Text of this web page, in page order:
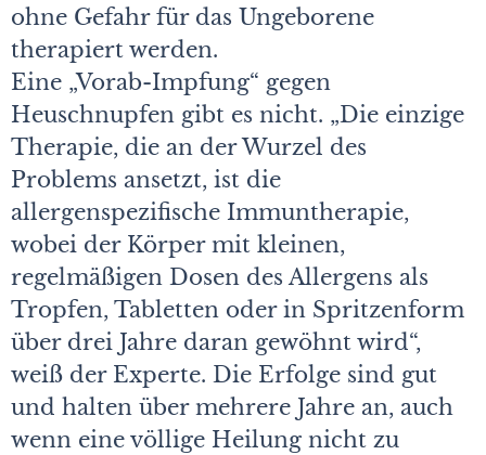
ohne Gefahr für das Ungeborene
therapiert werden.
Eine „Vorab-Impfung“ gegen
Heuschnupfen gibt es nicht. „Die einzige
Therapie, die an der Wurzel des
Problems ansetzt, ist die
allergenspezifische Immuntherapie,
wobei der Körper mit kleinen,
regelmäßigen Dosen des Allergens als
Tropfen, Tabletten oder in Spritzenform
über drei Jahre daran gewöhnt wird“,
weiß der Experte. Die Erfolge sind gut
und halten über mehrere Jahre an, auch
wenn eine völlige Heilung nicht zu